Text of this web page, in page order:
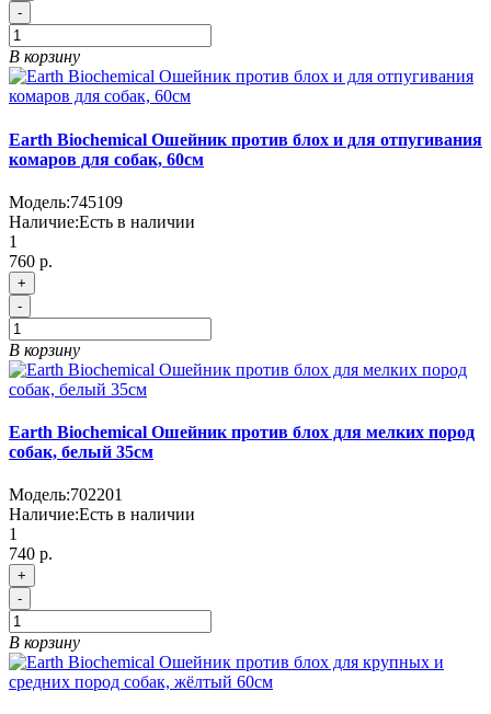
-
В корзину
Earth Biochemical Ошейник против блох и для отпугивания
комаров для собак, 60см
Модель:745109
Наличие:Есть в наличии
1
760 р.
+
-
В корзину
Earth Biochemical Ошейник против блох для мелких пород
собак, белый 35см
Модель:702201
Наличие:Есть в наличии
1
740 р.
+
-
В корзину